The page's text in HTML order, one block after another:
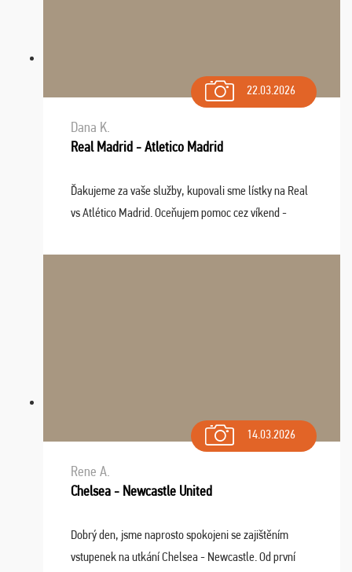
22.03.2026
Dana K.
Real Madrid - Atletico Madrid
Ďakujeme za vaše služby, kupovali sme lístky na Real
vs Atlético Madrid. Oceňujem pomoc cez víkend -
spokojnosti. Sedenie bolo dobré, štadión Barnabéu ...
14.03.2026
Rene A.
Chelsea - Newcastle United
Dobrý den, jsme naprosto spokojeni se zajištěním
vstupenek na utkání Chelsea - Newcastle. Od první